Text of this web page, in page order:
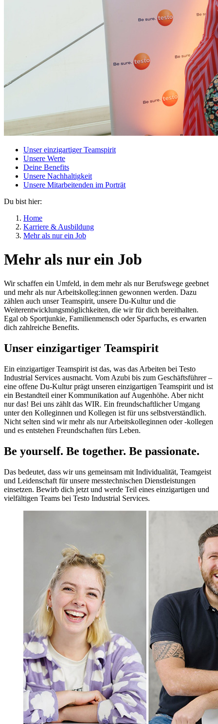
Unser einzigartiger Teamspirit
Unsere Werte
Deine Benefits
Unsere Nachhaltigkeit
Unsere Mitarbeitenden im Porträt
Du bist hier:
Home
Karriere & Ausbildung
Mehr als nur ein Job
Mehr als nur ein Job
Wir schaffen ein Umfeld, in dem mehr als nur Berufswege geebnet
und mehr als nur Arbeitskolleg:innen gewonnen werden. Dazu
zählen auch unser Teamspirit, unsere Du-Kultur und die
Weiterentwicklungsmöglichkeiten, die wir für dich bereithalten.
Egal ob Sportjunkie, Familienmensch oder Sparfuchs, es erwarten
dich zahlreiche Benefits.
Unser einzigartiger Teamspirit
Ein einzigartiger Teamspirit ist das, was das Arbeiten bei Testo
Industrial Services ausmacht. Vom Azubi bis zum Geschäftsführer –
eine offene Du-Kultur prägt unseren einzigartigen Teamspirit und ist
ein Bestandteil einer Kommunikation auf Augenhöhe. Aber nicht
nur das! Bei uns zählt das WIR. Ein freundschaftlicher Umgang
unter den Kolleginnen und Kollegen ist für uns selbstverständlich.
Nicht selten sind wir mehr als nur Arbeitskolleginnen oder -kollegen
und es entstehen Freundschaften fürs Leben.
Be yourself. Be together. Be passionate.
Das bedeutet, dass wir uns gemeinsam mit Individualität, Teamgeist
und Leidenschaft für unsere messtechnischen Dienstleistungen
einsetzen. Bewirb dich jetzt und werde Teil eines einzigartigen und
vielfältigen Teams bei Testo Industrial Services.